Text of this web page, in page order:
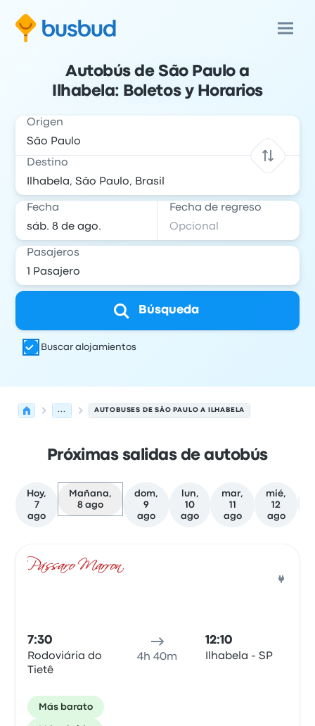
Autobús de São Paulo a
Ilhabela: Boletos y Horarios
Origen
Destino
Fecha Fecha de regreso
Pasajeros
Búsqueda
Buscar alojamientos
... AUTOBUSES DE SÃO PAULO A ILHABELA
Próximas salidas de autobús
Hoy,
7
ago
Mañana,
8 ago
dom,
9
ago
lun,
10
ago
mar,
11
ago
mié,
12
ago
7:30
Rodoviária do
Tietê
4h 40m
12:10
Ilhabela - SP
Más barato